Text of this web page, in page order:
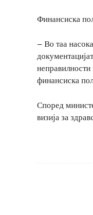
Финансиска
– Во таа
финансиска
Според
визија за